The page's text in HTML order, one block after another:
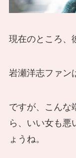
現在のところ、
岩瀬洋志ファン
ですが、こんな
ら、いい女も悪
ょうね。